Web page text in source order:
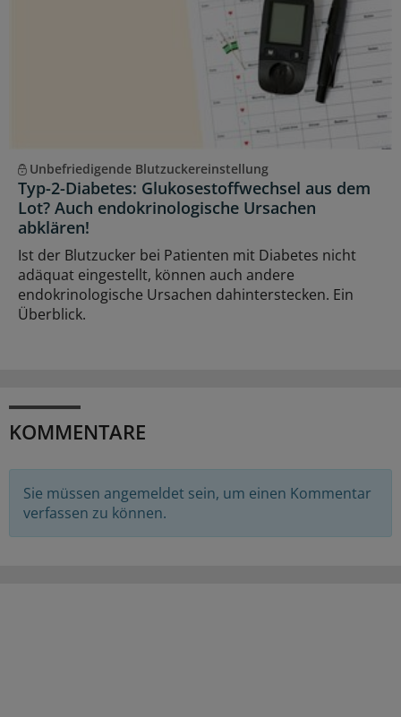
Unbefriedigende Blutzuckereinstellung
Typ-2-Diabetes: Glukosestoffwechsel aus dem
Lot? Auch endokrinologische Ursachen
abklären!
Ist der Blutzucker bei Patienten mit Diabetes nicht
adäquat eingestellt, können auch andere
endokrinologische Ursachen dahinterstecken. Ein
Überblick.
KOMMENTARE
Sie müssen angemeldet sein, um einen Kommentar
verfassen zu können.